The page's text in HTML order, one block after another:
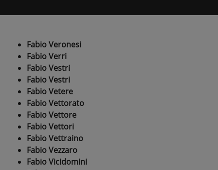
Fabio Veronesi
Fabio Verri
Fabio Vestri
Fabio Vestri
Fabio Vetere
Fabio Vettorato
Fabio Vettore
Fabio Vettori
Fabio Vettraino
Fabio Vezzaro
Fabio Vicidomini